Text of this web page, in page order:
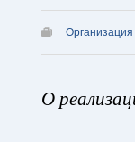
О
Государственные